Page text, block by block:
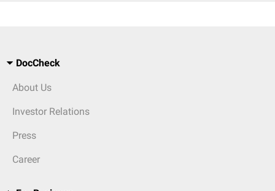
DocCheck
About Us
Investor Relations
Press
Career